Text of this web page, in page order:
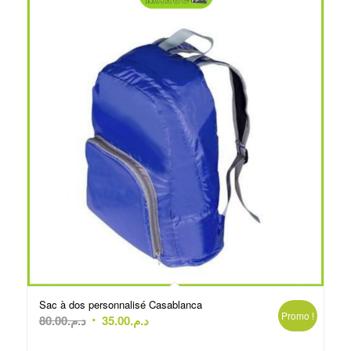
Sac à dos personnalisé Casablanca
د.م.80.00
Le
د.م.35.00
Le
Promo !